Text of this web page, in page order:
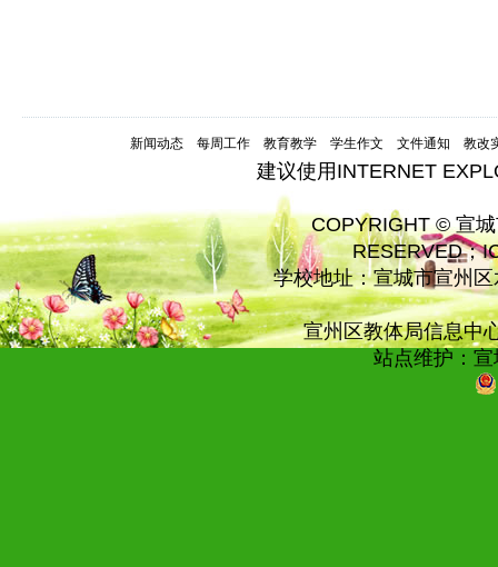
新闻动态 每周工作 教育教学 学生作文 文件通知 教改
建议使用INTERNET
COPYRIGHT © 宣
RESERVED；
学校地址：宣城市宣州
宣州区教体局信息中
站点维护：